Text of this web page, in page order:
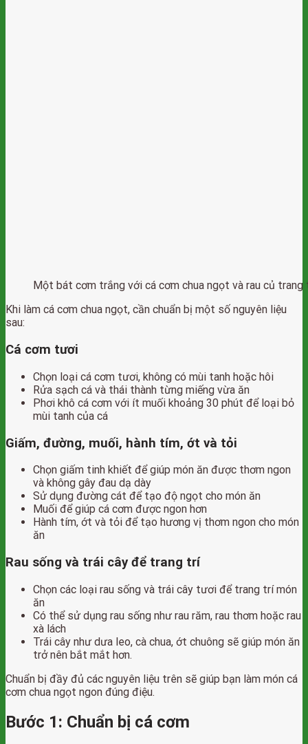
Một bát cơm trắng với cá cơm chua ngọt và rau củ trang
Khi làm cá cơm chua ngọt, cần chuẩn bị một số nguyên liệu
sau:
Cá cơm tươi
Chọn loại cá cơm tươi, không có mùi tanh hoặc hôi
Rửa sạch cá và thái thành từng miếng vừa ăn
Phơi khô cá cơm với ít muối khoảng 30 phút để loại bỏ
mùi tanh của cá
Giấm, đường, muối, hành tím, ớt và tỏi
Chọn giấm tinh khiết để giúp món ăn được thơm ngon
và không gây đau dạ dày
Sử dụng đường cát để tạo độ ngọt cho món ăn
Muối để giúp cá cơm được ngon hơn
Hành tím, ớt và tỏi để tạo hương vị thơm ngon cho món
ăn
Rau sống và trái cây để trang trí
Chọn các loại rau sống và trái cây tươi để trang trí món
ăn
Có thể sử dụng rau sống như rau răm, rau thơm hoặc rau
xà lách
Trái cây như dưa leo, cà chua, ớt chuông sẽ giúp món ăn
trở nên bắt mắt hơn.
Chuẩn bị đầy đủ các nguyên liệu trên sẽ giúp bạn làm món cá
cơm chua ngọt ngon đúng điệu.
Bước 1: Chuẩn bị cá cơm